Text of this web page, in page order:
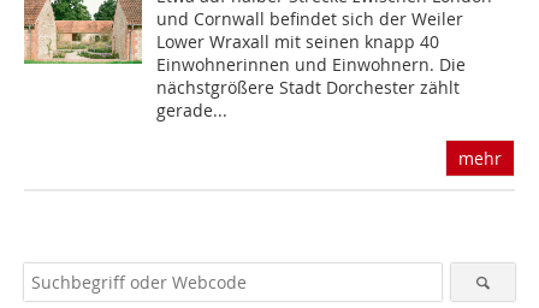
und Cornwall befindet sich der Weiler
Lower Wraxall mit seinen knapp 40
Einwohnerinnen und Einwohnern. Die
nächstgrößere Stadt Dorchester zählt
gerade...
mehr